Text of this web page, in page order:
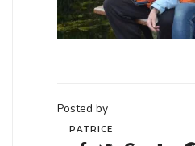
Posted by
PATRICE